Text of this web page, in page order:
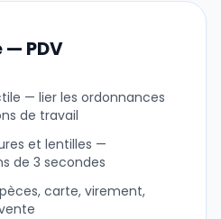
PDV
— lier les ordonnances
de travail
et lentilles —
de 3 secondes
carte, virement,